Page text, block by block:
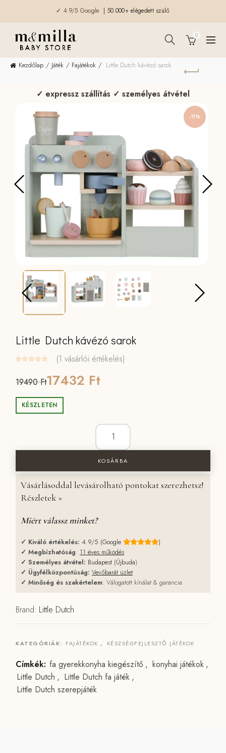
✓ 4.9/5 Google | 50.000+ elégedett szülő
0
Kezdőlap Játék Fajátékok Little Dutch kávézó sarok
✓ expressz szállítás ✓ személyes átvétel
-11%
Little Dutch kávézó sarok
(1 vásárlói értékelés)
19490Ft
Original
price
17432 Ft
Current
price
KÉSZLETEN
Little Dutch kávézó sarok mennyiség
KOSÁRBA
Vásárlásoddal levásárolható pontokat szerezhetsz!
Részletek »
Miért válassz minket?
✓ Kiváló értékelés: 4.9/5 (Google
)
✓ Megbízhatóság: 11 éves működés
✓ Személyes átvétel: Budapest (Újbuda)
✓ Ügyfélközpontúság: Vevőbarát üzlet
✓ Minőség és szakértelem: Válogatott kínálat & garancia
Brand: Little Dutch
KATEGÓRIÁK: FAJÁTÉKOK , KÉSZSÉGFEJLESZTŐ JÁTÉKOK
Címkék: fa gyerekkonyha kiegészítő , konyhai játékok ,
Little Dutch , Little Dutch fa játék ,
Little Dutch szerepjáték